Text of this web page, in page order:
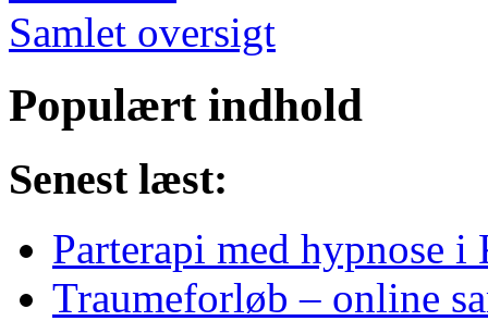
Samlet oversigt
Populært indhold
Senest læst:
Parterapi med hypnose i
Traumeforløb – online